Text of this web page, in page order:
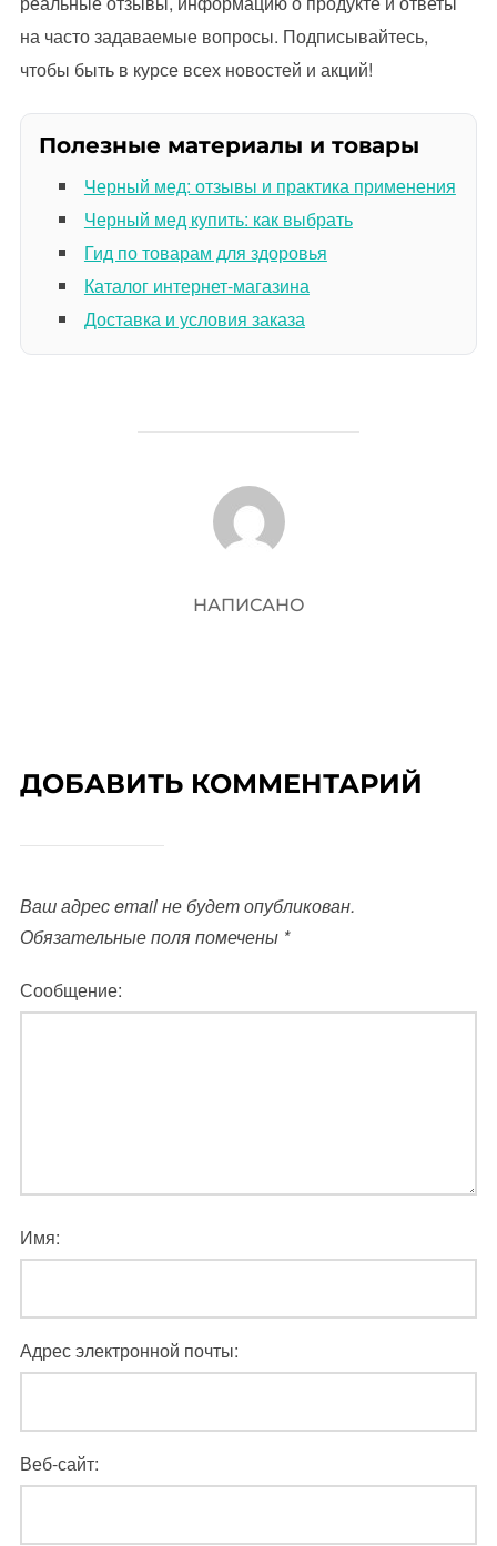
на часто задаваемые вопросы. Подписывайтесь,
чтобы быть в курсе всех новостей и акций!
Полезные материалы и товары
Черный мед: отзывы и практика применения
Черный мед купить: как выбрать
Гид по товарам для здоровья
Каталог интернет-магазина
Доставка и условия заказа
АВТОР ЗАПИСИ
НАПИСАНО
ДОБАВИТЬ КОММЕНТАРИЙ
Ваш адрес email не будет опубликован.
Обязательные поля помечены *
Сообщение:
Имя:
Адрес электронной почты:
Веб-сайт: